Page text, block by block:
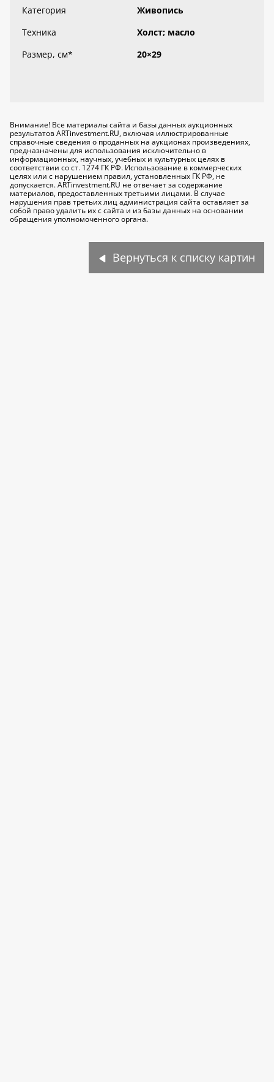
Категория
Живопись
Техника
Холст; масло
Размер, см* 20×29
Внимание! Все материалы сайта и базы данных аукционных
результатов ARTinvestment.RU, включая иллюстрированные
справочные сведения о проданных на аукционах произведениях,
предназначены для использования исключительно в
информационных, научных, учебных и культурных целях в
соответствии со ст. 1274 ГК РФ. Использование в коммерческих
целях или с нарушением правил, установленных ГК РФ, не
допускается. ARTinvestment.RU не отвечает за содержание
материалов, предоставленных третьими лицами. В случае
нарушения прав третьих лиц администрация сайта оставляет за
собой право удалить их с сайта и из базы данных на основании
обращения уполномоченного органа.
Вернуться к списку картин